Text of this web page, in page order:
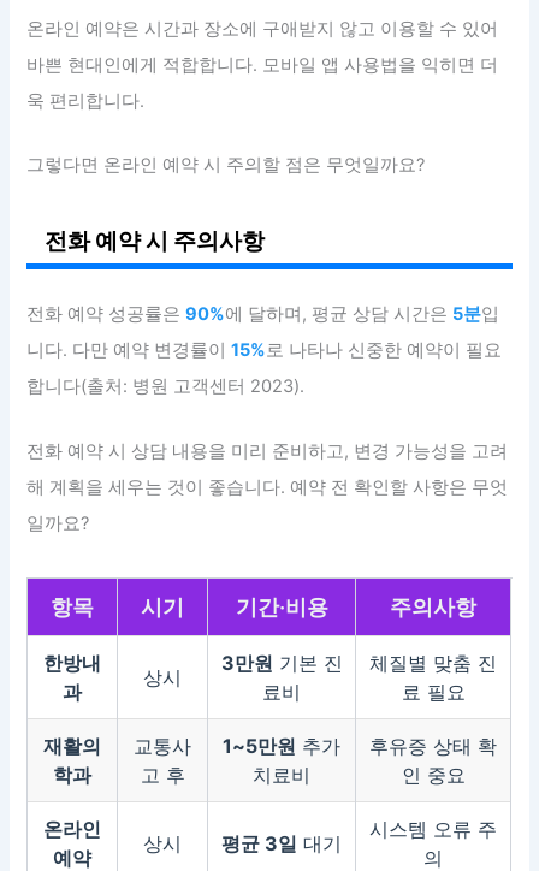
온라인 예약은 시간과 장소에 구애받지 않고 이용할 수 있어
바쁜 현대인에게 적합합니다. 모바일 앱 사용법을 익히면 더
욱 편리합니다.
그렇다면 온라인 예약 시 주의할 점은 무엇일까요?
전화 예약 시 주의사항
전화 예약 성공률은90%에 달하며, 평균 상담 시간은 5분입
니다. 다만 예약 변경률이15%로 나타나 신중한 예약이 필요
합니다(출처: 병원 고객센터 2023).
전화 예약 시 상담 내용을 미리 준비하고, 변경 가능성을 고려
해 계획을 세우는 것이 좋습니다. 예약 전 확인할 사항은 무엇
일까요?
항목 시기 기간·비용 주의사항
한방내
과
상시
3만원 기본 진
료비
체질별 맞춤 진
료 필요
재활의
학과
교통사
고 후
1~5만원 추가
치료비
후유증 상태 확
인 중요
온라인
예약
상시 평균 3일 대기
시스템 오류 주
의